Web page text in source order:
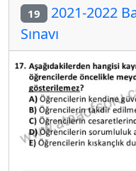
19 2021-2022
Sınavı